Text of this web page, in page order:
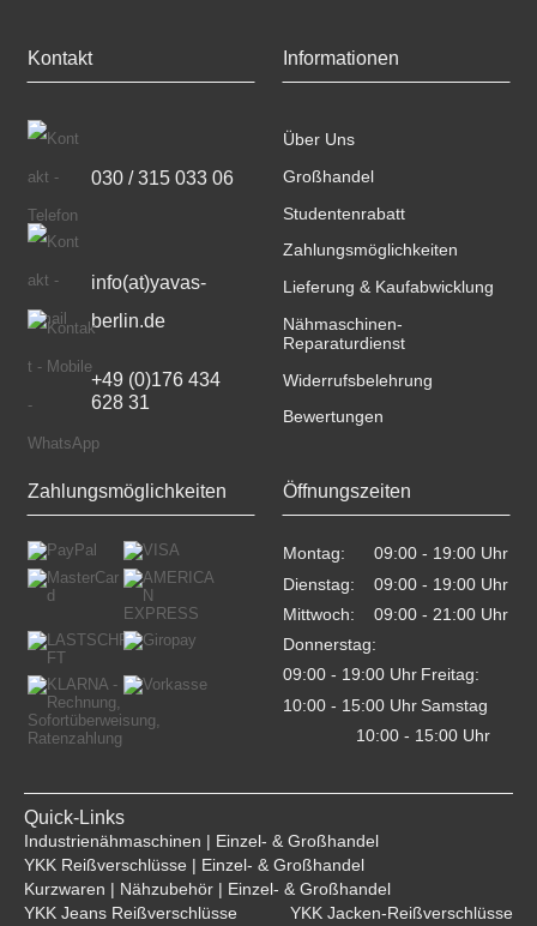
Kontakt
030 / 315 033 06
info(at)yavas-
berlin.de
+49 (0)176 434
628 31
Informationen
Über Uns
Großhandel
Studentenrabatt
Zahlungsmöglichkeiten
Lieferung & Kaufabwicklung
Nähmaschinen-
Reparaturdienst
Widerrufsbelehrung
Bewertungen
Zahlungsmöglichkeiten Öffnungszeiten
Montag:
Dienstag:
Mittwoch:
Donnerstag:
09:00 - 19:00 Uhr
Freitag:
10:00 - 15:00 Uhr
Samstag
10:00 - 15:00 Uhr
Quick-Links
Industrienähmaschinen | Einzel- & Großhandel
YKK Reißverschlüsse | Einzel- & Großhandel
Kurzwaren | Nähzubehör | Einzel- & Großhandel
YKK Jeans Reißverschlüsse
YKK Jacken-Reißverschlüsse